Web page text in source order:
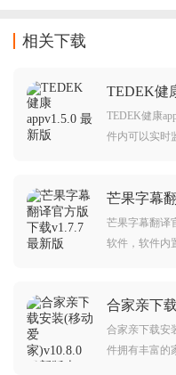
相关下载
TEDEK健
TEDEK健康
件内可以实时
芒果字幕
芒果字幕翻译
软件，软件内
合家亲下
本
合家亲下载安
件拥有丰富的